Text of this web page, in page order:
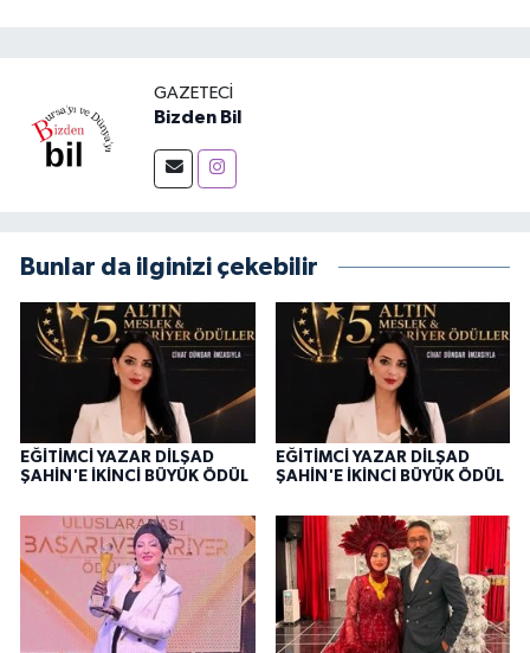
GAZETECI
Bizden Bil
Bunlar da ilginizi çekebilir
EĞİTİMCİ YAZAR DİLŞAD
ŞAHİN'E İKİNCİ BÜYÜK ÖDÜL
EĞİTİMCİ YAZAR DİLŞAD
ŞAHİN'E İKİNCİ BÜYÜK ÖDÜL